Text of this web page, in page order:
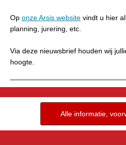
Op onze Arsis website vindt u hier
planning, jurering, etc.
Via deze nieuwsbrief houden wij
hoogte.
Alle informatie,